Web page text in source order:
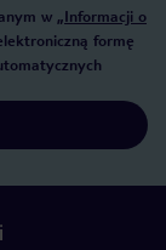
w „Informacji o
formę